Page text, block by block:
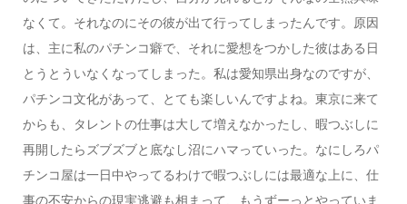
なくて。それなのにその彼が出て行ってしまったんです。原因
は、主に私のパチンコ癖で、それに愛想をつかした彼はある日
とうとういなくなってしまった。私は愛知県出身なのですが、
パチンコ文化があって、とても楽しいんですよね。東京に来て
からも、タレントの仕事は大して増えなかったし、暇つぶしに
再開したらズブズブと底なし沼にハマっていった。なにしろパ
チンコ屋は一日中やってるわけで暇つぶしには最適な上に、仕
事の不安からの現実逃避も相まって、もうずーっとやっていま